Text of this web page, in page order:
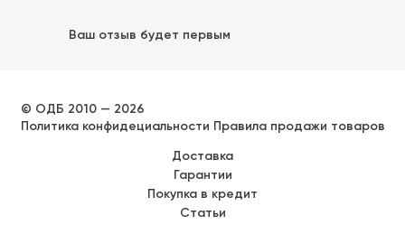
Ваш отзыв будет первым
© ОДБ 2010 — 2026
Политика конфидециальности Правила продажи товаров
Доставка
Гарантии
Покупка в кредит
Статьи